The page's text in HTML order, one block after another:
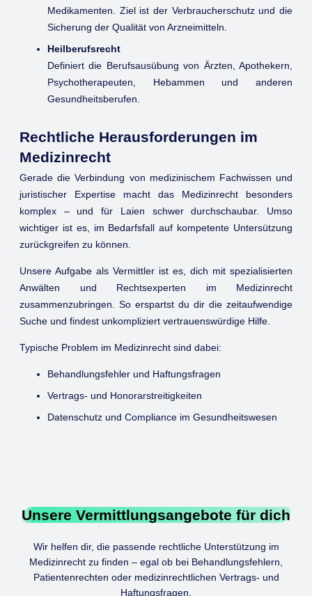
Medikamenten. Ziel ist der Verbraucherschutz und die
Sicherung der Qualität von Arzneimitteln.
Heilberufsrecht
Definiert die Berufsausübung von Ärzten, Apothekern,
Psychotherapeuten, Hebammen und anderen
Gesundheitsberufen.
Rechtliche Herausforderungen im
Medizinrecht
Gerade die Verbindung von medizinischem Fachwissen und
juristischer Expertise macht das Medizinrecht besonders
komplex – und für Laien schwer durchschaubar. Umso
wichtiger ist es, im Bedarfsfall auf kompetente Untersützung
zurückgreifen zu können.
Unsere Aufgabe als Vermittler ist es, dich mit spezialisierten
Anwälten und Rechtsexperten im Medizinrecht
zusammenzubringen. So erspartst du dir die zeitaufwendige
Suche und findest unkompliziert vertrauenswürdige Hilfe.
Typische Problem im Medizinrecht sind dabei:
Behandlungsfehler und Haftungsfragen
Vertrags- und Honorarstreitigkeiten
Datenschutz und Compliance im Gesundheitswesen
Unsere Vermittlungsangebote für dich
Wir helfen dir, die passende rechtliche Unterstützung im
Medizinrecht zu finden – egal ob bei Behandlungsfehlern,
Patientenrechten oder medizinrechtlichen Vertrags- und
Haftungsfragen.